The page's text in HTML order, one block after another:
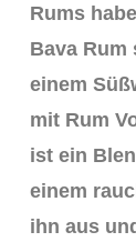
Rums
Bava Rum
einem
mit Rum
ist ein
einem
ihn aus